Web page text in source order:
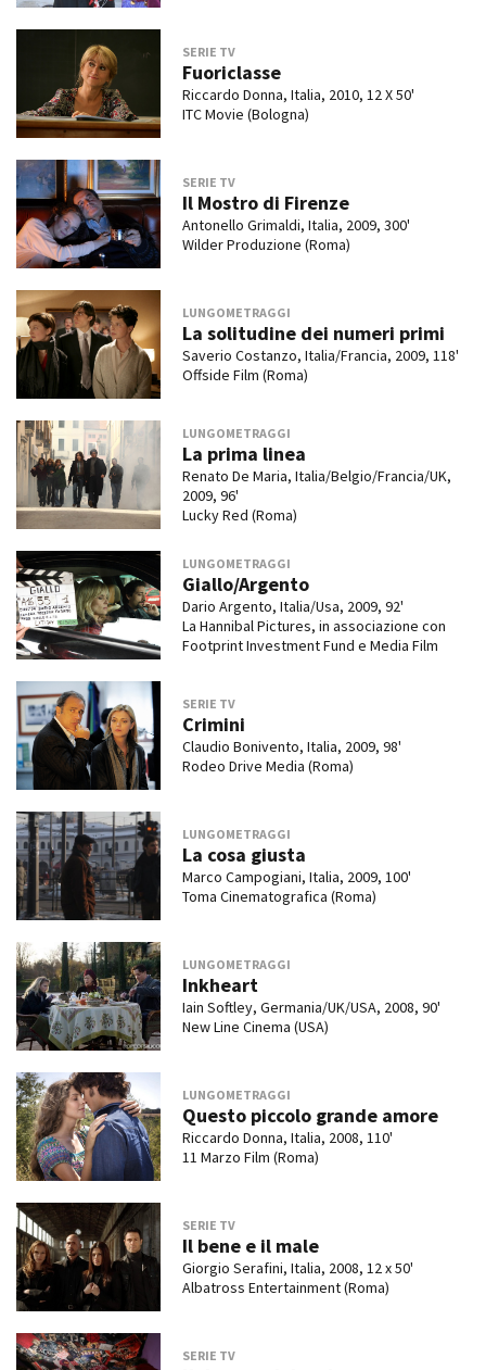
SERIE TV
Fuoriclasse
Riccardo Donna, Italia, 2010, 12 X 50'
ITC Movie (Bologna)
SERIE TV
Il Mostro di Firenze
Antonello Grimaldi, Italia, 2009, 300'
Wilder Produzione (Roma)
LUNGOMETRAGGI
La solitudine dei numeri primi
Saverio Costanzo, Italia/Francia, 2009, 118'
Offside Film (Roma)
LUNGOMETRAGGI
La prima linea
Renato De Maria, Italia/Belgio/Francia/UK,
2009, 96'
Lucky Red (Roma)
LUNGOMETRAGGI
Giallo/Argento
Dario Argento, Italia/Usa, 2009, 92'
La Hannibal Pictures, in associazione con
Footprint Investment Fund e Media Film
SERIE TV
Crimini
Claudio Bonivento, Italia, 2009, 98'
Rodeo Drive Media (Roma)
LUNGOMETRAGGI
La cosa giusta
Marco Campogiani, Italia, 2009, 100'
Toma Cinematografica (Roma)
LUNGOMETRAGGI
Inkheart
Iain Softley, Germania/UK/USA, 2008, 90'
New Line Cinema (USA)
LUNGOMETRAGGI
Questo piccolo grande amore
Riccardo Donna, Italia, 2008, 110'
11 Marzo Film (Roma)
SERIE TV
Il bene e il male
Giorgio Serafini, Italia, 2008, 12 x 50'
Albatross Entertainment (Roma)
SERIE TV